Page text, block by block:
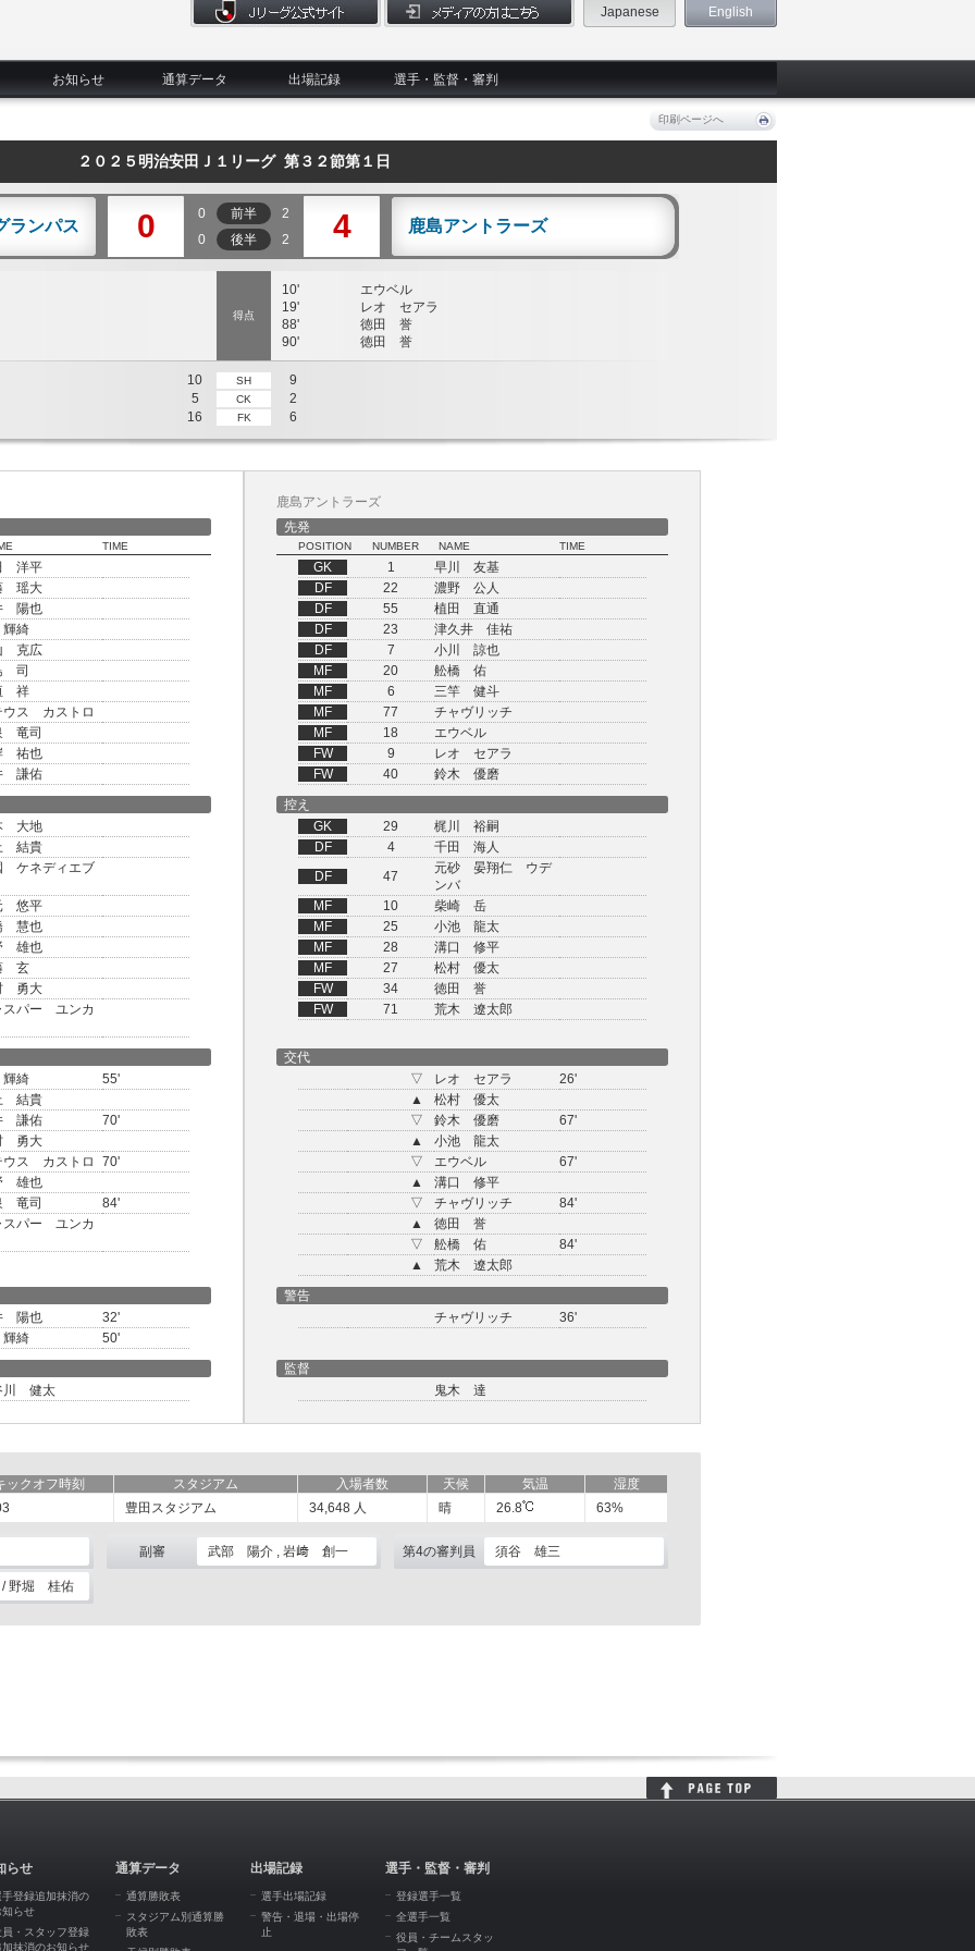
Japanese English
お知らせ 通算データ 出場記録 選手・監督・審判
印刷ページへ
２０２５明治安田Ｊ１リーグ 第３２節第１日
ランパス 0 0 前半
2
0
後半 2 4 鹿島アントラーズ
得点
10'
エウベル
19'
レオ セアラ
88'
徳田 誉
90'
徳田 誉
10 SH
9
5
CK
2
16
FK 6
TIME
洋平
瑶大
陽也
綺
克広
司
祥
ウス カストロ
竜司
祐也
謙佑
鹿島アントラーズ
先発
POSITION NUMBER NAME TIME
GK 1
早川 友基
DF
22
濃野 公人
DF
55
植田 直通
DF
23
津久井 佳祐
DF
7
小川 諒也
MF
20
舩橋 佑
MF
6
三竿 健斗
MF
77
チャヴリッチ
MF
18
エウベル
FW
9
レオ セアラ
FW
40 鈴木 優磨
大地
結貴
ケネディエブ
悠平
慧也
雄也
玄
勇大
スパー ユンカ
控え
GK
29
梶川 裕嗣
DF
4
千田 海人
DF
47
元砂 晏翔仁 ウデ
ンバ
MF
10
柴崎 岳
MF
25
小池 龍太
MF
28
溝口 修平
MF
27
松村 優太
FW
34
徳田 誉
FW
71 荒木 遼太郎
綺
55'
結貴
謙佑
70'
勇大
ウス カストロ
70'
雄也
竜司
84'
スパー ユンカ
交代
▽
レオ セアラ
26'
▲
松村 優太
▽
鈴木 優磨
67'
▲
小池 龍太
▽
エウベル
67'
▲
溝口 修平
▽
チャヴリッチ
84'
▲
徳田 誉
▽
舩橋 佑
84'
▲
荒木 遼太郎
陽也
32'
綺
50'
警告
チャヴリッチ
36'
川 健太
監督
鬼木 達
ックオフ時刻 スタジアム 入場者数 天候 気温
湿度
豊田スタジアム 34,648 人 晴 26.8 63%
副審 武部 陽介 , 岩﨑 創一 第4の審判員 須谷 雄三
野堀 桂佑
らせ
手登録追加抹消の
知らせ
員・スタッフ登録
加抹消のお知らせ
通算データ
通算勝敗表
スタジアム別通算勝
敗表
出場記録
選手出場記録
警告・退場・出場停
止
選手・監督・審判
登録選手一覧
全選手一覧
役員・チームスタッ